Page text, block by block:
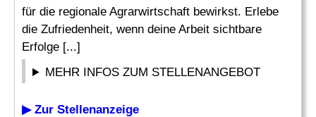
für die regionale Agrarwirtschaft bewirkst. Erlebe
die Zufriedenheit, wenn deine Arbeit sichtbare
Erfolge [...]
MEHR INFOS ZUM STELLENANGEBOT
▶ Zur Stellenanzeige